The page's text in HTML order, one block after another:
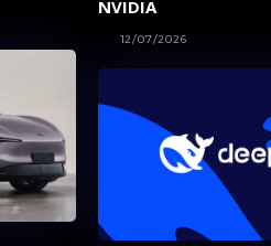
NVIDIA
12/07/2026